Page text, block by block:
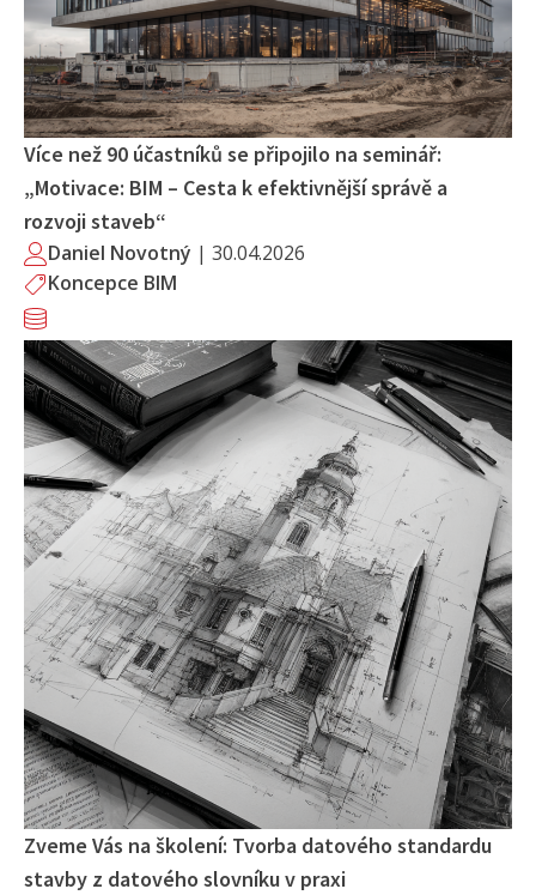
Více než 90 účastníků se připojilo na seminář:
„Motivace: BIM – Cesta k efektivnější správě a
rozvoji staveb“
Daniel Novotný | 30.04.2026
Koncepce BIM
Zveme Vás na školení: Tvorba datového standardu
stavby z datového slovníku v praxi